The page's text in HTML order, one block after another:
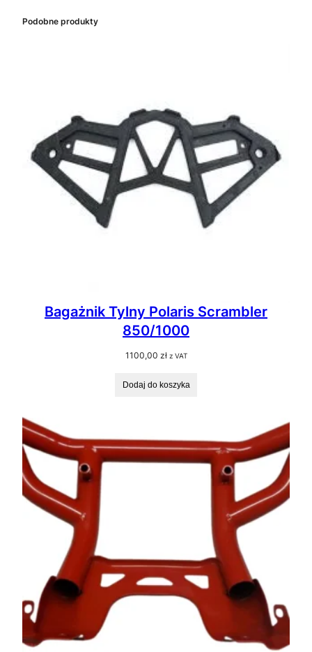
Podobne produkty
Bagażnik Tylny Polaris Scrambler
850/1000
1100,00 zł z VAT
Dodaj do koszyka